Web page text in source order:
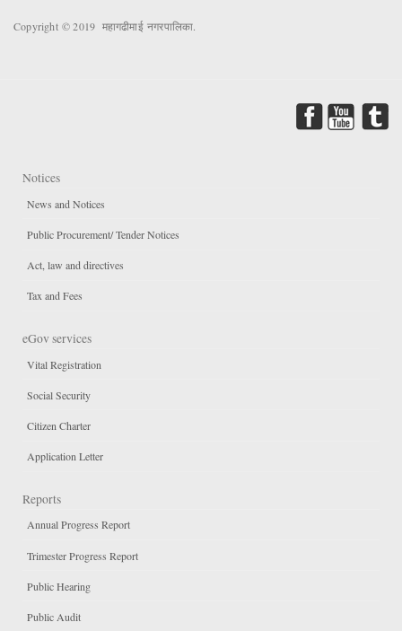
Copyright © 2019 महागढीमाई नगरपालिका.
Notices
News and Notices
Public Procurement/ Tender Notices
Act, law and directives
Tax and Fees
eGov services
Vital Registration
Social Security
Citizen Charter
Application Letter
Reports
Annual Progress Report
Trimester Progress Report
Public Hearing
Public Audit